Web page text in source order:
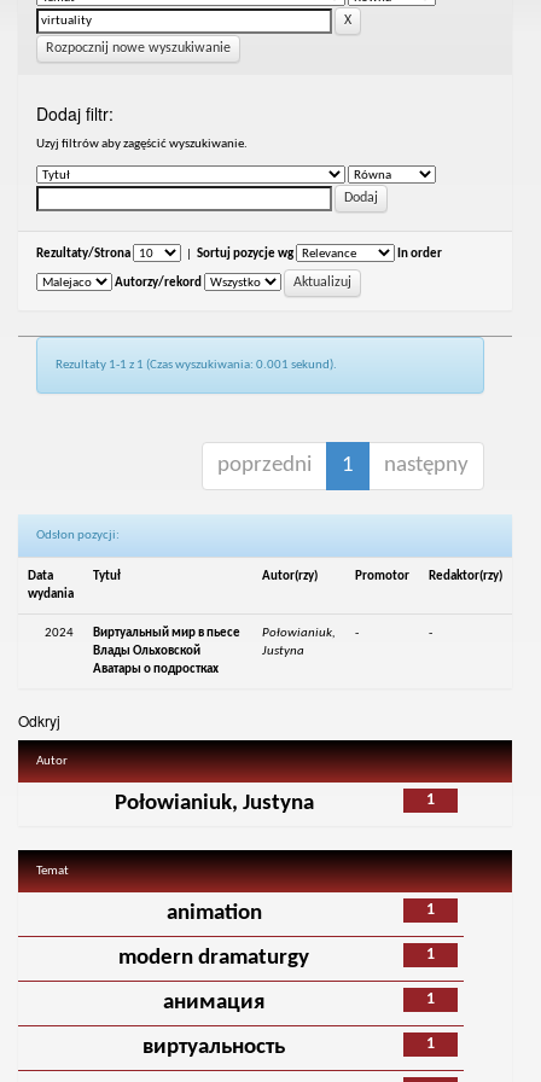
Rozpocznij nowe wyszukiwanie
Dodaj filtr:
Uzyj filtrów aby zagęścić wyszukiwanie.
Rezultaty/Strona Sortuj pozycje wg In order
Autorzy/rekord
Rezultaty 1-1 z 1 (Czas wyszukiwania: 0.001 sekund).
poprzedni 1 następny
Odsłon pozycji:
Data
wydania
Tytuł Autor(rzy) Promotor Redaktor(rzy)
2024
Виртуальный мир в пьесе
Влады Ольховской
Аватары о подростках
Połowianiuk,
Justyna
- -
Odkryj
Autor
1
Połowianiuk, Justyna
Temat
1
animation
1
modern dramaturgy
1
анимация
1
виртуальность